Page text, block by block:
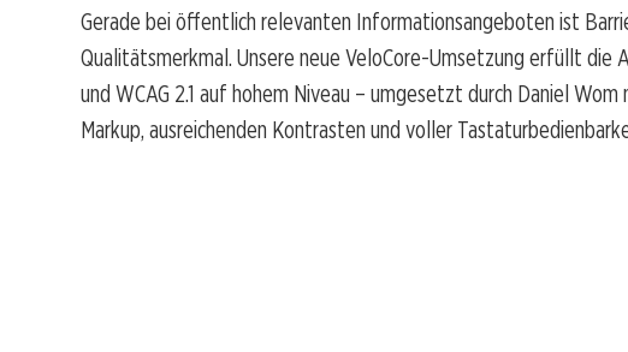
Gerade bei öffentlich relevanten Informationsangeboten ist
Qualitätsmerkmal. Unsere neue VeloCore-Umsetzung erfüllt die
und WCAG 2.1 auf hohem Niveau – umgesetzt durch Daniel
Markup, ausreichenden Kontrasten und voller